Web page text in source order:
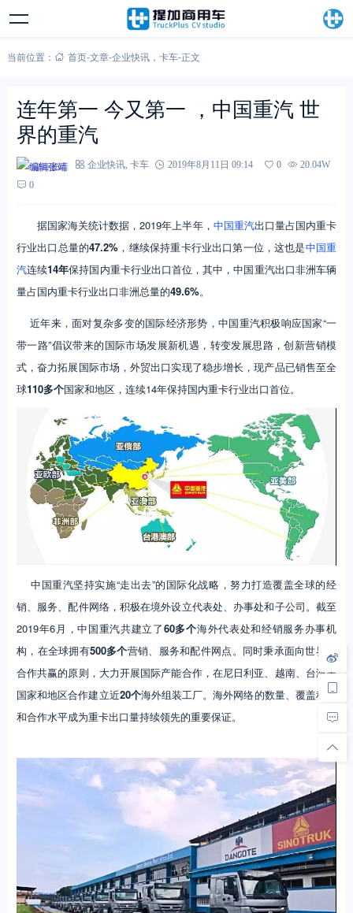
当前位置： 首页-文章-企业快讯， 卡车-正文
连年第一 今又第一 ，中国重汽 世
界的重汽
编辑张靖 企业快讯, 卡车 2019年8月11日 09:14 0
20.04W
0
据国家海关统计数据，2019年上半年， 中国重汽出口量占国内重卡
行业出口总量的47.2% ，继续保持重卡行业出口第一位，这也是中国重
汽连续14年保持国内重卡行业出口首位，其中，中国重汽出口非洲车辆
量占国内重卡行业出口非洲总量的49.6%。
近年来，面对复杂多变的国际经济形势，中国重汽积极响应国家“一
带一路”倡议带来的国际市场发展新机遇，转变发展思路，创新营销模
式，奋力拓展国际市场，外贸出口实现了稳步增长，现产品已销售至全
球110多个国家和地区，连续14年保持国内重卡行业出口首位。
中国重汽坚持实施“走出去”的国际化战略，努力打造覆盖全球的经
销、服务、配件网络，积极在境外设立代表处、办事处和子公司。截至
2019年6月，中国重汽共建立了60多个海外代表处和经销服务办事机
构，在全球拥有500多个营销、服务和配件网点。同时秉承面向世界、
合作共赢的原则，大力开展国际产能合作，在尼日利亚、越南、台湾等
国家和地区合作建立近20个海外组装工厂。海外网络的数量、覆盖程度
和合作水平成为重卡出口量持续领先的重要保证。